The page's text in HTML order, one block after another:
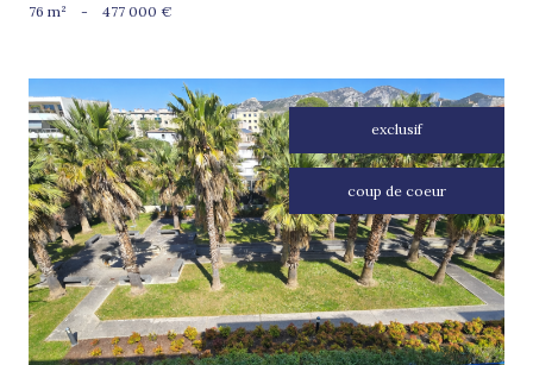
76 m² - 477 000 €
exclusif
coup de coeur
voir le bien